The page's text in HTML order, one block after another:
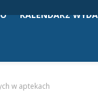
KALENDARZ
w aptekach